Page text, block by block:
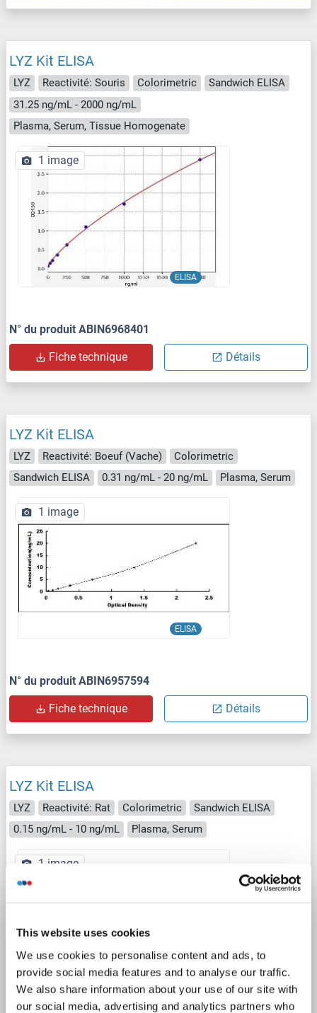
This website uses cookies
We use cookies to personalise content and ads, to
provide social media features and to analyse our traffic.
We also share information about your use of our site with
our social media, advertising and analytics partners who
LYZ Kit ELISA
LYZ Reactivité: Souris Colorimetric
Sandwich ELISA
31.25 ng/mL - 2000 ng/mL
Plasma, Serum, Tissue Homogenate
ELISA
1 image
N° du produit ABIN6968401
Fiche technique Détails
LYZ Kit ELISA
LYZ Reactivité: Boeuf (Vache)
Colorimetric
Sandwich ELISA
0.31 ng/mL - 20 ng/mL Plasma, Serum
ELISA
1 image
N° du produit ABIN6957594
Fiche technique Détails
LYZ Kit ELISA
LYZ Reactivité: Rat Colorimetric
Sandwich ELISA
0.15 ng/mL - 10 ng/mL
Plasma, Serum
1 image